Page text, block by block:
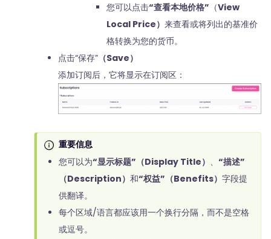
您可以点击“查看本地价格” （View
Local Price） 来查看或将列出的基准价
格转换为您的货币。
点击“保存” （Save）
添加订阅后，它将显示在订阅区：
重要信息
您可以为“显示标题”（Display Title） 、 “描述”
（Description） 和“权益”（Benefits） 字段提
供翻译。
每个区域/语言都应该用一个换行分隔，而不是空格
或逗号。